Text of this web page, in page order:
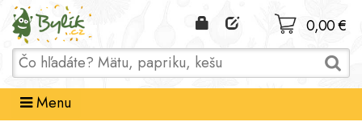
Domov
0,00 €
Menu